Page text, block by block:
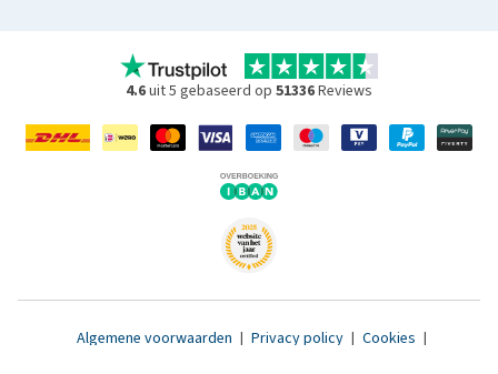
4.6uit 5 gebaseerd op 51336Reviews
Algemene voorwaarden | Privacy policy | Cookies |